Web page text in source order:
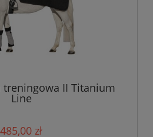
treningowa II Titanium
Line
485,00 zł